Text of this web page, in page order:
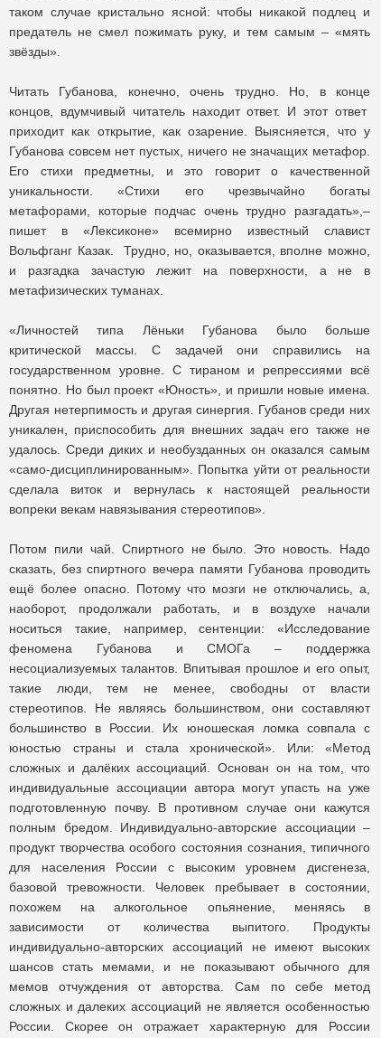
таком случае кристально ясной: чтобы никакой подлец и
предатель не смел пожимать руку, и тем самым – «мять
звёзды».
Читать Губанова, конечно, очень трудно. Но, в конце
концов, вдумчивый читатель находит ответ. И этот ответ
приходит как открытие, как озарение. Выясняется, что у
Губанова совсем нет пустых, ничего не значащих метафор.
Его стихи предметны, и это говорит о качественной
уникальности. «Стихи его чрезвычайно богаты
метафорами, которые подчас очень трудно разгадать»,–
пишет в «Лексиконе» всемирно известный славист
Вольфганг Казак. Трудно, но, оказывается, вполне можно,
и разгадка зачастую лежит на поверхности, а не в
метафизических туманах.
«Личностей типа Лёньки Губанова было больше
критической массы. С задачей они справились на
государственном уровне. С тираном и репрессиями всё
понятно. Но был проект «Юность», и пришли новые имена.
Другая нетерпимость и другая синергия. Губанов среди них
уникален, приспособить для внешних задач его также не
удалось. Среди диких и необузданных он оказался самым
«само-дисциплинированным». Попытка уйти от реальности
сделала виток и вернулась к настоящей реальности
вопреки векам навязывания стереотипов».
Потом пили чай. Спиртного не было. Это новость. Надо
сказать, без спиртного вечера памяти Губанова проводить
ещё более опасно. Потому что мозги не отключались, а,
наоборот, продолжали работать, и в воздухе начали
носиться такие, например, сентенции: «Исследование
феномена Губанова и СМОГа – поддержка
несоциализуемых талантов. Впитывая прошлое и его опыт,
такие люди, тем не менее, свободны от власти
стереотипов. Не являясь большинством, они составляют
большинство в России. Их юношеская ломка совпала с
юностью страны и стала хронической». Или: «Метод
сложных и далёких ассоциаций. Основан он на том, что
индивидуальные ассоциации автора могут упасть на уже
подготовленную почву. В противном случае они кажутся
полным бредом. Индивидуально-авторские ассоциации –
продукт творчества особого состояния сознания, типичного
для населения России с высоким уровнем дисгенеза,
базовой тревожности. Человек пребывает в состоянии,
похожем на алкогольное опьянение, меняясь в
зависимости от количества выпитого. Продукты
индивидуально-авторских ассоциаций не имеют высоких
шансов стать мемами, и не показывают обычного для
мемов отчуждения от авторства. Сам по себе метод
сложных и далеких ассоциаций не является особенностью
России. Скорее он отражает характерную для России